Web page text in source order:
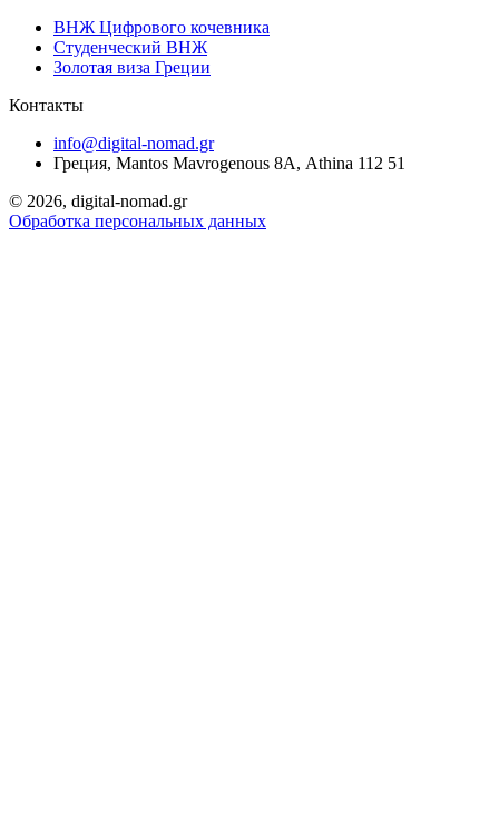
ВНЖ Цифрового кочевника
Студенческий ВНЖ
Золотая виза Греции
Контакты
info@digital-nomad.gr
Греция, Mantos Mavrogenous 8Α, Athina 112 51
© 2026, digital-nomad.gr
Обработка персональных данных